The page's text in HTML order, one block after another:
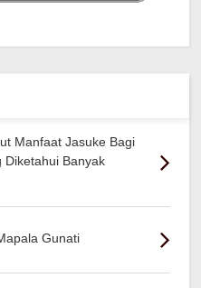
Manfaat Jasuke Bagi
Diketahui Banyak
Gunati